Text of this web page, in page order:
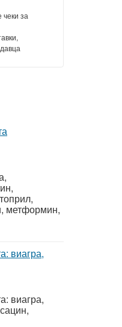
за
метформин,
виагра,
виагра,